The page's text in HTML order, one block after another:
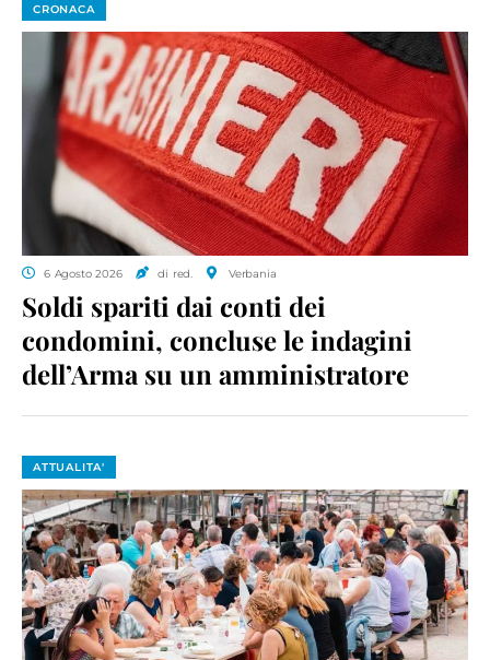
CRONACA
6 Agosto 2026 di red. Verbania
Soldi spariti dai conti dei
condomini, concluse le indagini
dell’Arma su un amministratore
ATTUALITA'